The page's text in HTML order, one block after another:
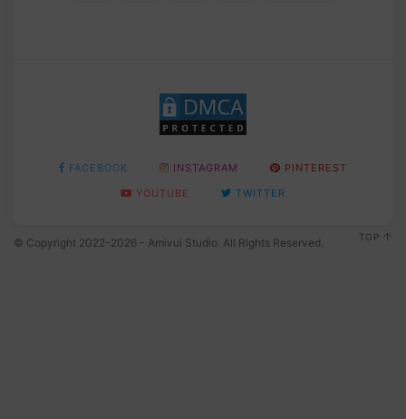
FACEBOOK INSTAGRAM
PINTEREST
YOUTUBE
TWITTER
© Copyright 2022-2026 - Amivui Studio. All Rights Reserved. TOP